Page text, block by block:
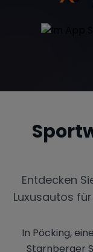
Entdecken
Luxusautos
In Pöcking,
Starnberger